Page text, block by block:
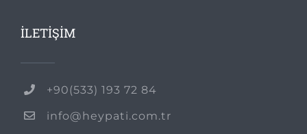
İLETİŞİM
+90(533) 193 72 84
info@heypati.com.tr